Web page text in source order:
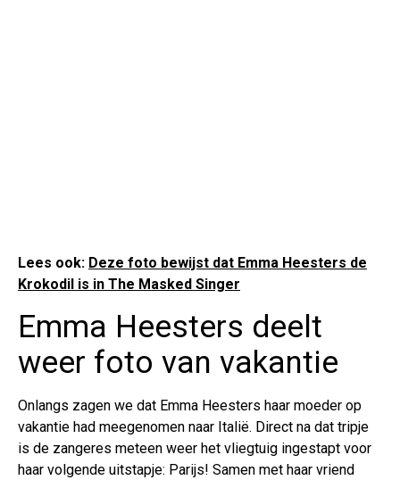
Lees ook: Deze foto bewijst dat Emma Heesters de
Krokodil is in The Masked Singer
Emma Heesters deelt
weer foto van vakantie
Onlangs zagen we dat Emma Heesters haar moeder op
vakantie had meegenomen naar Italië. Direct na dat tripje
is de zangeres meteen weer het vliegtuig ingestapt voor
haar volgende uitstapje: Parijs! Samen met haar vriend